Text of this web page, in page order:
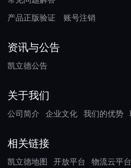
产品正版验证 账号注销
资讯与公告
凯立德公告
关于我们
公司简介 企业文化 我们的优势
相关链接
凯立德地图 开放平台 物流云平台